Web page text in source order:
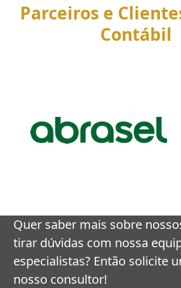
Parceiros e
Contábil
right
carousel
navigation
buttons
Quer saber mais sobre
tirar dúvidas com nossa
especialistas? Então solicite
nosso consultor!